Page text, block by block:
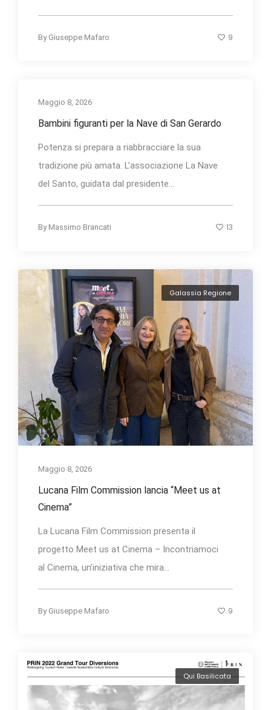
By Giuseppe Mafaro 9
Maggio 8, 2026
Bambini figuranti per la Nave di San Gerardo
Potenza si prepara a riabbracciare la sua
tradizione più amata. L’associazione La Nave
del Santo, guidata dal presidente...
By Massimo Brancati 13
Galassia Regione
Maggio 8, 2026
Lucana Film Commission lancia “Meet us at
Cinema”
La Lucana Film Commission presenta il
progetto Meet us at Cinema – Incontriamoci
al Cinema, un’iniziativa che mira...
By Giuseppe Mafaro 9
Qui Basilicata